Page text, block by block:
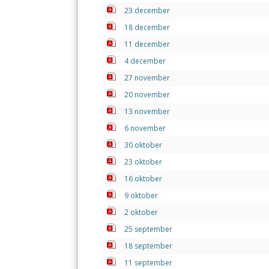
o
o
k
23 december
18 december
11 december
4 december
27 november
20 november
13 november
6 november
30 oktober
23 oktober
16 oktober
9 oktober
2 oktober
25 september
18 september
11 september